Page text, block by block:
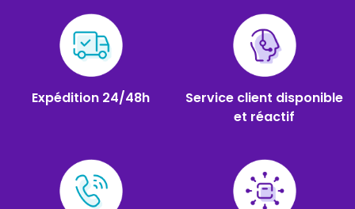
Expédition 24/48h
Service client disponible
et réactif